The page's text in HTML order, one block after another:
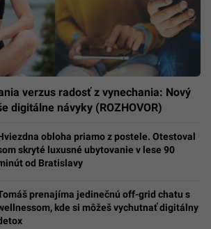
verzus radosť z vynechania: Nový
digitálne návyky (ROZHOVOR)
obloha priamo z postele. Otestoval
skryté luxusné ubytovanie v lese 90
od Bratislavy
prenajíma jedinečnú off-grid chatu s
kde si môžeš vychutnať digitálny